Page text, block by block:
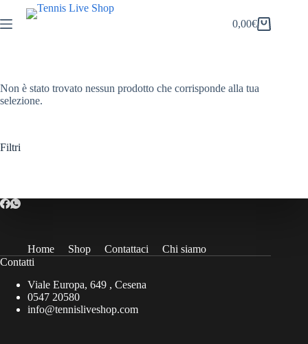
al
contenuto
Carrello
0,00€
Non è stato trovato nessun prodotto che corrisponde alla tua
selezione.
Filtri
Home Shop Contattaci
Chi siamo
Contatti
Viale Europa, 649 , Cesena
0547 20580
info@tennisliveshop.com